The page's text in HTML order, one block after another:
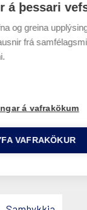
tryggja sem
á þessari
og greina
frá
á vafrakökum
VAFRAKÖKUR